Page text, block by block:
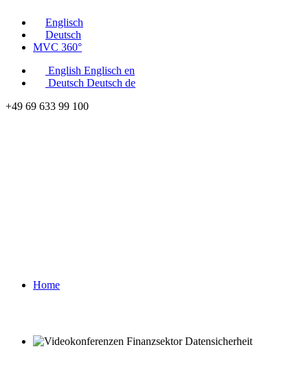
Englisch
Deutsch
MVC 360°
English Englisch en
Deutsch Deutsch de
+49 69 633 99 100
Home